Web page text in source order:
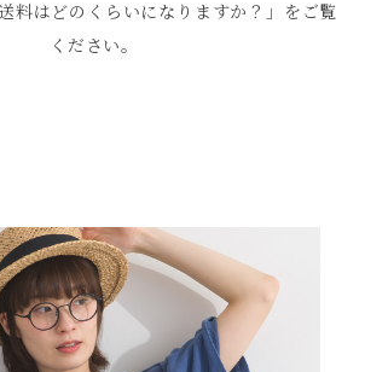
料はどのくらいになりますか？」をご覧
ください。